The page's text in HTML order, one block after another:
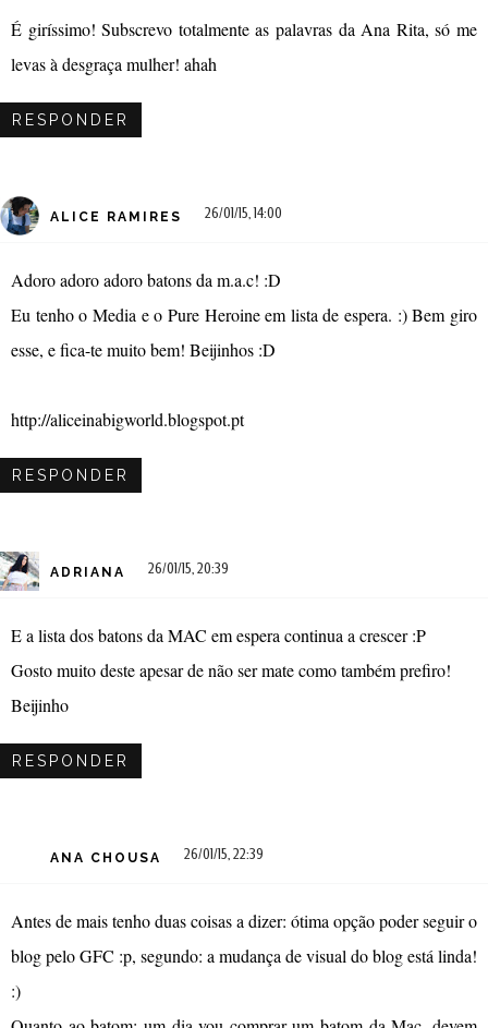
É giríssimo! Subscrevo totalmente as palavras da Ana Rita, só me
levas à desgraça mulher! ahah
RESPONDER
ALICE RAMIRES 26/01/15, 14:00
Adoro adoro adoro batons da m.a.c! :D
Eu tenho o Media e o Pure Heroine em lista de espera. :) Bem giro
esse, e fica-te muito bem! Beijinhos :D
http://aliceinabigworld.blogspot.pt
RESPONDER
ADRIANA 26/01/15, 20:39
E a lista dos batons da MAC em espera continua a crescer :P
Gosto muito deste apesar de não ser mate como também prefiro!
Beijinho
RESPONDER
ANA CHOUSA 26/01/15, 22:39
Antes de mais tenho duas coisas a dizer: ótima opção poder seguir o
blog pelo GFC :p, segundo: a mudança de visual do blog está linda!
:)